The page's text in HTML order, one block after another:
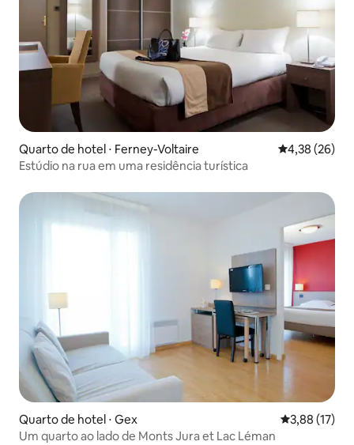
Quarto de hotel ⋅ Ferney-Voltaire 4,38 de uma
4,38 (26)
Estúdio na rua em uma residência turística
Quarto de hotel ⋅ Gex 3,88 de uma
3,88 (17)
Um quarto ao lado de Monts Jura et Lac Léman